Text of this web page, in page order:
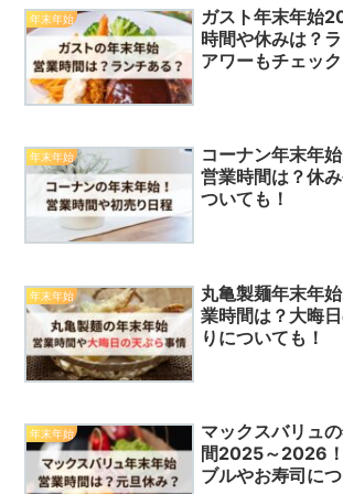
年末年始
ガスト年末年始
時間や休みは？
アワーもチェック
年末年始
コーナン年末年
営業時間は？休
ついても！
年末年始
丸亀製麺年末年
業時間は？大晦
りについても！
年末年始
マックスバリュ
間2025～2026
ブルやお寿司に